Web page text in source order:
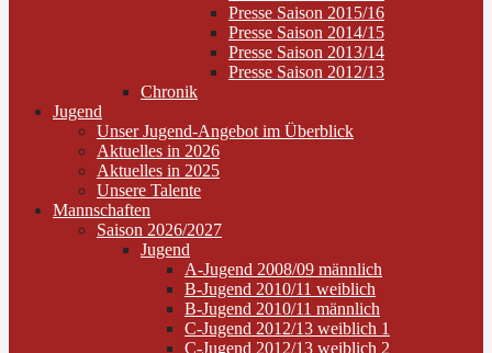
Presse Saison 2015/16
Presse Saison 2014/15
Presse Saison 2013/14
Presse Saison 2012/13
Chronik
Jugend
Unser Jugend-Angebot im Überblick
Aktuelles in 2026
Aktuelles in 2025
Unsere Talente
Mannschaften
Saison 2026/2027
Jugend
A-Jugend 2008/09 männlich
B-Jugend 2010/11 weiblich
B-Jugend 2010/11 männlich
C-Jugend 2012/13 weiblich 1
C-Jugend 2012/13 weiblich 2